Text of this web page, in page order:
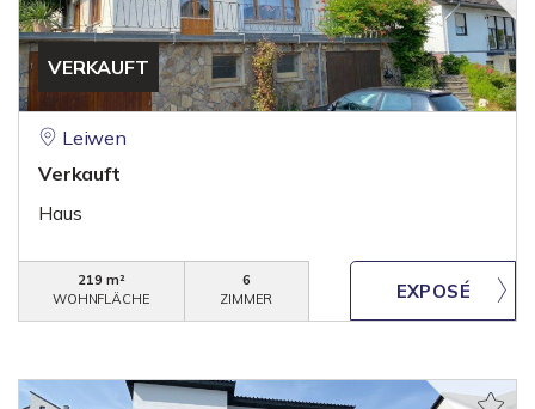
VERKAUFT
Leiwen
Verkauft
Haus
219 m²
WOHNFLÄCHE
6
ZIMMER